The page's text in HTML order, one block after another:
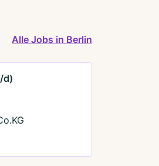
Alle Jobs in Berlin
d)